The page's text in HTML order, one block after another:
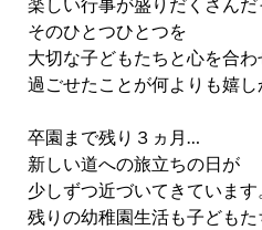
そのひとつひとつを
大切な子どもたちと心を合わ
過ごせたことが何よりも嬉し
卒園まで残り３ヵ月…
新しい道への旅立ちの日が
少しずつ近づいてきています
残りの幼稚園生活も子どもた